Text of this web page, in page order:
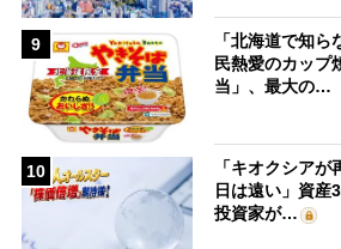
9
「北海道で知
民熱愛のカップ
当」、最大の…
10
「キオクシア
日は遠い」資産
投資家が…